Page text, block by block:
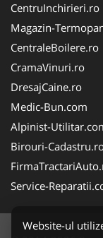
Website-ul
CentruInchirieri.ro
Magazin-
CentraleBoilere.ro
CramaVinuri.ro
DresajCaine.ro
Medic-Bun.com
Alpinist-
Birouri-
Service-